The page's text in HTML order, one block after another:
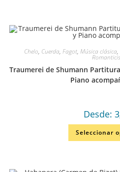
Chelo, Cuerda, Fagot, Música clásica,
Traumerei de Shumann
Piano
Desde:
Seleccionar